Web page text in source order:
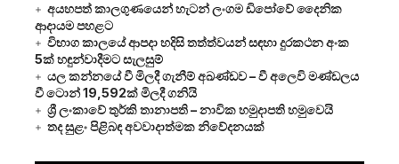
අයහපත් කාලගුණයෙන් හැටන් ලංගම ඩිපෝවේ දෛනික
ආදායම පහළට
විභාග කාලයේ ආපදා හදිසි තත්ත්වයන් සඳහා දුරකථන අංක
5ක් හඳුන්වාදීමට සැලසුම්
යල කන්නයේ වී මිලදී ගැනීම් අඛණ්ඩව – වී අලෙවි මණ්ඩලය
වී ටොන් 19,592ක් මිලදී ගනියි
ශ්‍රී ලංකාවේ තුර්කි තානාපති – නාවික හමුදාපති හමුවෙයි
තද සුළං පිළිබඳ අවවාදාත්මක නිවේදනයක්